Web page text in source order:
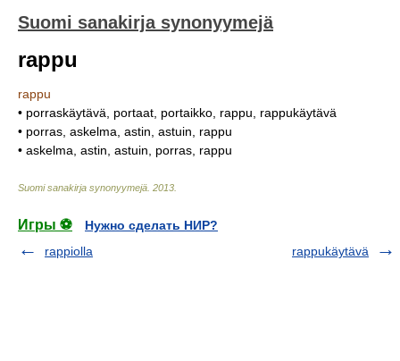
Suomi sanakirja synonyymejä
rappu
rappu
• porraskäytävä, portaat, portaikko, rappu, rappukäytävä
• porras, askelma, astin, astuin, rappu
• askelma, astin, astuin, porras, rappu
Suomi sanakirja synonyymejä 2013
Игры ⚽
Нужно сделать НИР?
rappiolla
rappukäytävä